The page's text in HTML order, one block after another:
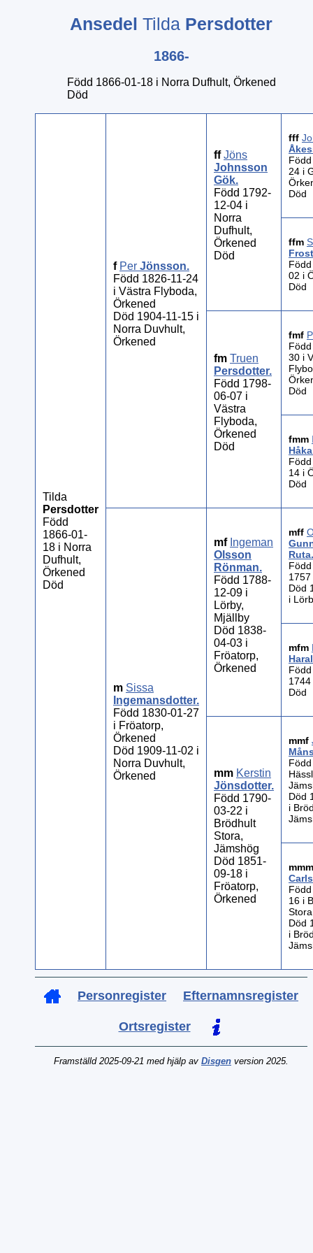
Ansedel Tilda Persdotter
1866-
Född 1866-01-18 i Norra Dufhult, Örkened
Död
Tilda
Persdotter
Född
1866-01-
18 i Norra
Dufhult,
Örkened
Död
f Per Jönsson.
Född 1826-11-24
i Västra Flyboda,
Örkened
Död 1904-11-15 i
Norra Duvhult,
Örkened
ffJöns
Johnsson
Gök.
Född 1792-
12-04 i
Norra
Dufhult,
Örkened
Död
fff
24 i
Död
ffm
02 i
Död
fm Truen
Persdotter.
Född 1798-
06-07 i
Västra
Flyboda,
Örkened
Död
fmf
30 i
Död
fmm
14 i
Död
m Sissa
Ingemansdotter.
Född 1830-01-27
i Fröatorp,
Örkened
Död 1909-11-02 i
Norra Duvhult,
Örkened
mf Ingeman
Olsson
Rönman.
Född 1788-
12-09 i
Lörby,
Mjällby
Död 1838-
04-03 i
Fröatorp,
Örkened
mff
Ruta.
Död
i
mfm
1744
Död
mm Kerstin
Jönsdotter.
Född 1790-
03-22 i
Brödhult
Stora,
Jämshög
Död 1851-
09-18 i
Fröatorp,
Örkened
mmf
Död
i
16 i
Död
i
Personregister Efternamnsregister
Ortsregister
Framställd 2025-09-21 med hjälp av Disgen version 2025.